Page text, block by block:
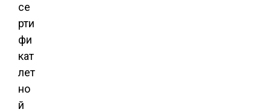
се
рти
фи
кат
лет
но
й